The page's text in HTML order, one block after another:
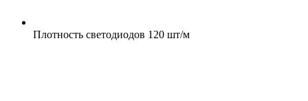
Плотность светодиодов 120 шт/м